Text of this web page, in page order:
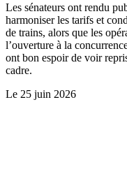
Les sénateurs ont rendu
harmoniser les tarifs et
de trains, alors que les
l’ouverture à la
ont bon espoir de voir
cadre.
Le 25 juin 2026